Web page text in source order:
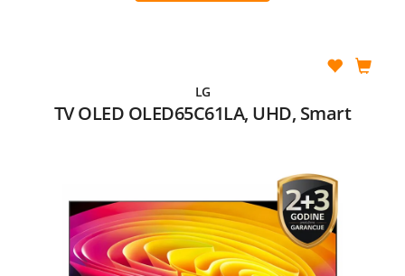
LG
TV OLED OLED65C61LA, UHD, Smart